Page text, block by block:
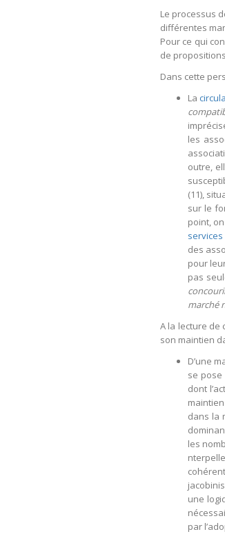
Le processus
différentes
Pour ce qui
de
Dans cette
La
les
outre,
(11),
sur le
point,
des
pour
pas
marché
A la lecture de
son maintien
D’une
se pose
dont
dans la
les
une
par